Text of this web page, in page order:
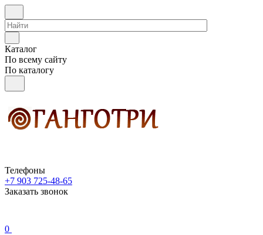
Каталог
По всему сайту
По каталогу
Телефоны
+7 903 725-48-65
Заказать звонок
0